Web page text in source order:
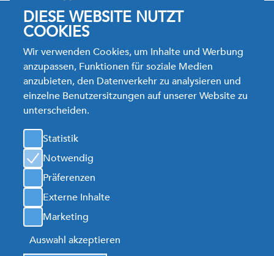
DIESE WEBSITE NUTZT
COOKIES
Wir verwenden Cookies, um Inhalte und Werbung
anzupassen, Funktionen für soziale Medien
anzubieten, den Datenverkehr zu analysieren und
einzelne Benutzersitzungen auf unserer Website zu
unterscheiden.
Statistik
Notwendig
Präferenzen
Externe Inhalte
Marketing
Auswahl akzeptieren
Westerwaldstrasse 26,
35764 Sinn-Fleisbach
Deutschland
TechService Tel. +49.2772.92366.66
Fax: +49.2772.92366.28
Jobs E-Mail:bewerbung@cntrline.com
Info E-Mail:clg.sales@cntrline.com
CenterLine Germany GmbH
Seitenverzeichnis
Datenschutzerklärung
Cookie Settings
© Urheberrechte 2026 CenterLine